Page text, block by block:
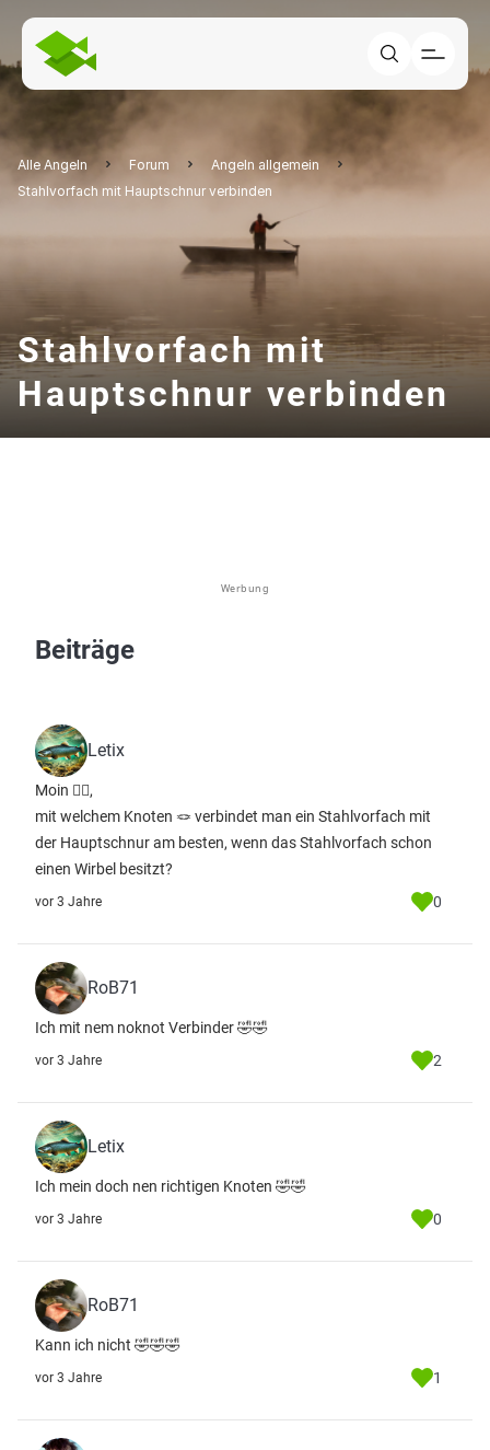
Alle Angeln Forum
Angeln allgemein
Stahlvorfach mit Hauptschnur verbinden
Stahlvorfach mit
Hauptschnur verbinden
Werbung
Beiträge
Letix
Moin 🙋‍♂️,
mit welchem Knoten 🪢 verbindet man ein Stahlvorfach mit
der Hauptschnur am besten, wenn das Stahlvorfach schon
einen Wirbel besitzt?
vor 3 Jahre 0
RoB71
Ich mit nem noknot Verbinder 🤣🤣
vor 3 Jahre 2
Letix
Ich mein doch nen richtigen Knoten 🤣🤣
vor 3 Jahre 0
RoB71
Kann ich nicht 🤣🤣🤣
vor 3 Jahre 1